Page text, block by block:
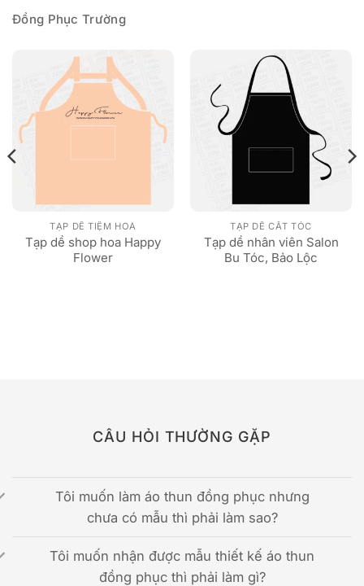
Đồng Phục Trường
TẠP DỀ TIỆM HOA
Tạp dề shop hoa Happy
Flower
TẠP DỀ CẮT TÓC
Tạp dề nhân viên Salon
Bu Tóc, Bảo Lộc
CÂU HỎI THƯỜNG GẶP
Tôi muốn làm áo thun đồng phục nhưng
chưa có mẫu thì phải làm sao?
Tôi muốn nhận được mẫu thiết kế áo thun
đồng phục thì phải làm gì?